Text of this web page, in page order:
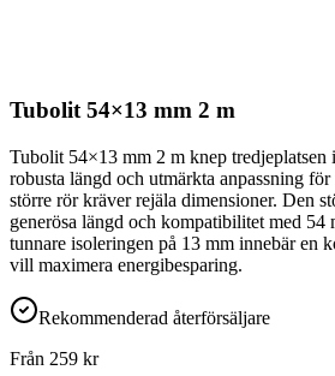
Tubolit 54×13 mm 2 m
Tubolit 54×13 mm 2 m knep tredjeplatsen
robusta längd och utmärkta anpassning
större rör kräver rejäla dimensioner. Den
generösa längd och kompatibilitet med 54
tunnare isoleringen på 13 mm innebär en
vill maximera energibesparing.
Rekommenderad återförsäljare
Från 259 kr